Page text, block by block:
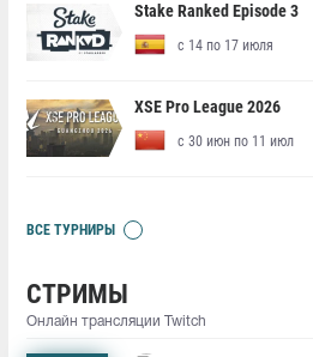
Stake Ranked Episode 3
с 14 по 17 июля
XSE Pro League 2026
с 30 июн по 11 июл
ВСЕ ТУРНИРЫ
СТРИМЫ
Онлайн трансляции Twitch